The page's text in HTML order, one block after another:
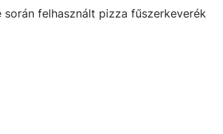
felhasznált pizza fűszerkeverék